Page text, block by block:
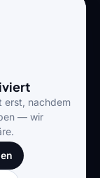
erst, nachdem
— wir